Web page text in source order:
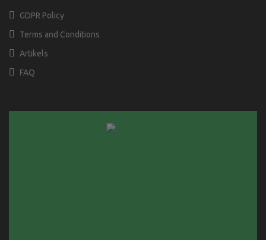
GDPR Policy
Terms and Conditions
Artikels
FAQ